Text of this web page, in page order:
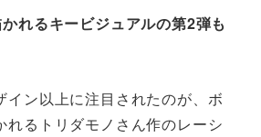
れるキービジュアルの第2弾も
イン以上に注目されたのが、ボ
れるトリダモノさん作のレーシ